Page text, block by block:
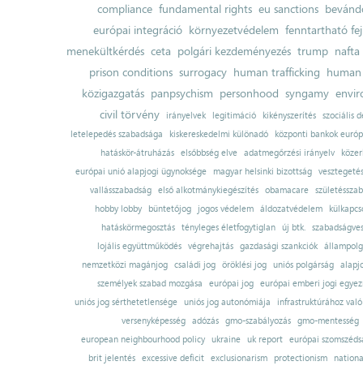
compliance fundamental rights eu sanctions
európai integráció környezetvédelem fenntartható
menekültkérdés ceta polgári kezdeményezés trump nafta
prison conditions surrogacy human trafficking
közigazgatás panpsychism personhood syngamy
civil törvény
irányelvek legitimáció kikényszerítés szociális
letelepedés szabadsága
kiskereskedelmi különadó
központi bankok
hatáskör-átruházás
elsőbbség elve adatmegőrzési irányelv
európai unió alapjogi ügynoksége
magyar helsinki bizottság
vesztegetés
vallásszabadság
első alkotmánykiegészítés obamacare
hobby lobby
büntetőjog jogos védelem áldozatvédelem
hatáskörmegosztás tényleges életfogytiglan új btk.
lojális együttműködés
végrehajtás gazdasági szankciók
nemzetközi magánjog
családi jog öröklési jog uniós polgárság
személyek szabad mozgása
európai jog európai emberi jogi
uniós jog sérthetetlensége uniós jog autonómiája
infrastruktúrához
versenyképesség adózás gmo-szabályozás gmo-mentesség
european neighbourhood policy
ukraine uk report
európai
brit jelentés excessive deficit exclusionarism protectionism